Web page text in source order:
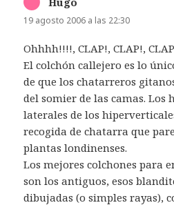
19 agosto 2006 a las 22:30
Ohhhh!!!!, CLAP!, CLAP!,
El colchón callejero es lo
de que los chatarreros
del somier de las camas. Los
laterales de los
recogida de chatarra que
plantas londinenses.
Los mejores colchones para
son los antiguos, esos
dibujadas (o simples rayas),